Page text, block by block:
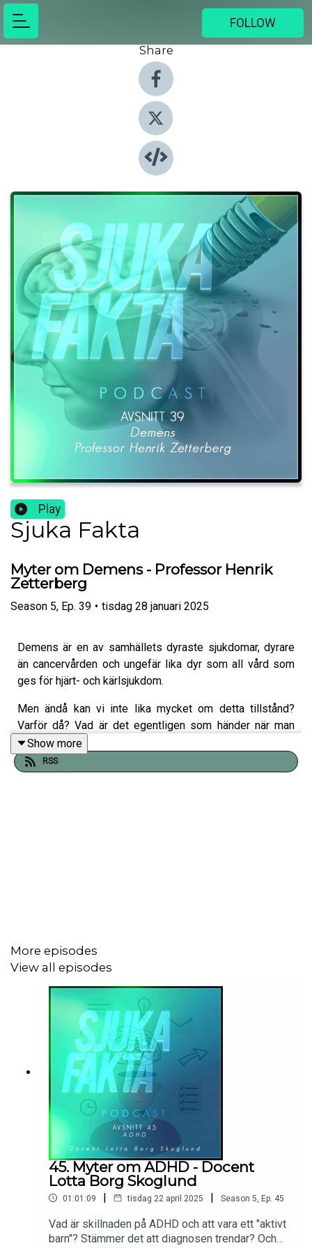
FOLLOW
Share
Play
Sjuka Fakta
Myter om Demens - Professor Henrik
Zetterberg
Season 5, Ep. 39 • tisdag 28 januari 2025
Demens är en av samhällets dyraste sjukdomar, dyrare
än cancervården och ungefär lika dyr som all vård som
ges för hjärt- och kärlsjukdom.
Men ändå kan vi inte lika mycket om detta tillstånd?
Varför då? Vad är det egentligen som händer när man
drabbas av demens? Och vad är skillnaden mellan
demens och Alzheimers sjukdom? Henrik Zetterberg är
en av världens mest kända Alzheimerforskare, och
Show more
RSS
More episodes
View all episodes
45. Myter om ADHD - Docent
Lotta Borg Skoglund
01:01:09 | tisdag 22 april 2025 | Season 5, Ep. 45
Vad är skillnaden på ADHD och att vara ett "aktivt
barn"? Stämmer det att diagnosen trendar? Och